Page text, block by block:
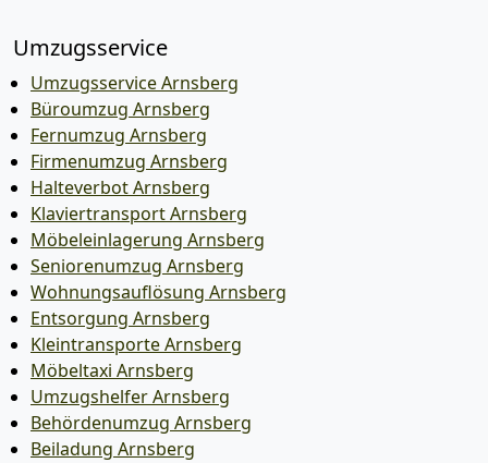
Umzugsservice
Umzugsservice Arnsberg
Büroumzug Arnsberg
Fernumzug Arnsberg
Firmenumzug Arnsberg
Halteverbot Arnsberg
Klaviertransport Arnsberg
Möbeleinlagerung Arnsberg
Seniorenumzug Arnsberg
Wohnungsauflösung Arnsberg
Entsorgung Arnsberg
Kleintransporte Arnsberg
Möbeltaxi Arnsberg
Umzugshelfer Arnsberg
Behördenumzug Arnsberg
Beiladung Arnsberg